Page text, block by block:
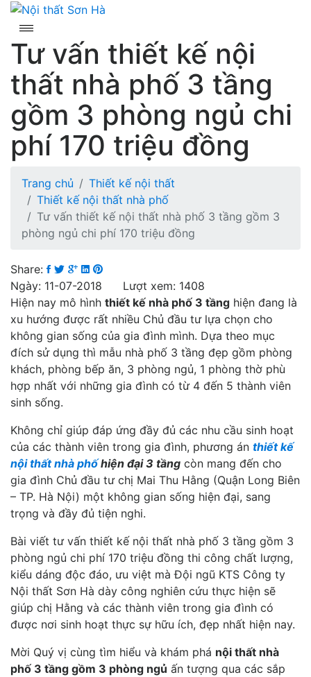
Skip
content
Tư vấn thiết kế nội
thất nhà phố 3 tầng
gồm 3 phòng ngủ chi
phí 170 triệu đồng
Trang chủ
Thiết kế nội thất
Thiết kế nội thất nhà phố
Tư vấn thiết kế nội thất nhà phố 3 tầng gồm 3
phòng ngủ chi phí 170 triệu đồng
Share:
Ngày: 11-07-2018 Lượt xem: 1408
Hiện nay mô hình thiết kế nhà phố 3 tầng hiện đang là
xu hướng được rất nhiều Chủ đầu tư lựa chọn cho
không gian sống của gia đình mình. Dựa theo mục
đích sử dụng thì mẫu nhà phố 3 tầng đẹp gồm phòng
khách, phòng bếp ăn, 3 phòng ngủ, 1 phòng thờ phù
hợp nhất với những gia đình có từ 4 đến 5 thành viên
sinh sống.
Không chỉ giúp đáp ứng đầy đủ các nhu cầu sinh hoạt
của các thành viên trong gia đình, phương án thiết kế
nội thất nhà phốhiện đại 3 tầng còn mang đến cho
gia đình Chủ đầu tư chị Mai Thu Hằng (Quận Long Biên
– TP. Hà Nội) một không gian sống hiện đại, sang
trọng và đầy đủ tiện nghi.
Bài viết tư vấn thiết kế nội thất nhà phố 3 tầng gồm 3
phòng ngủ chi phí 170 triệu đồng thi công chất lượng,
kiểu dáng độc đáo, ưu việt mà Đội ngũ KTS Công ty
Nội thất Sơn Hà dày công nghiên cứu thực hiện sẽ
giúp chị Hằng và các thành viên trong gia đình có
được nơi sinh hoạt thực sự hữu ích, đẹp nhất hiện nay.
Mời Quý vị cùng tìm hiểu và khám phá nội thất nhà
phố 3 tầng gồm 3 phòng ngủ ấn tượng qua các sắp